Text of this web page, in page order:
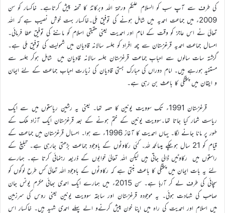
کی طرف سے آپ سب کو السلام علیکم ورحمۃ اللہ وبرکاتہٗ کا تحفہ پیش کرتاہے۔ خاکسار کو سن
2009ء میں جماعت احمدیہ میں شامل ہونے کی توفیق ملی۔خاکسار بہت خوش نصیب ہے کہ اللہ
تعالیٰ نے اس عاجز کو وقت کے امام اور احمدیت یعنی حقیقی اسلام کو ماننے کی توفیق عطا فرمائی۔
امسال جماعت احمدیہ قرغزستان سے چھ افراد کو جلسہ سالانہ قادیان میں شمولیت کی توفیق ملی ہے۔
گزشتہ سات سالوں سے احبابِ جماعت قرغزستان جلسہ سالانہ قادیان میں شامل ہوکر جلسہ سے
مستفید ہورہے ہیں۔ امام دوراں کی مبارک بستی قادیان کی زیارت احباب جماعت کے لئے ایمان
و ایقان میں پختگی کا باعث بن رہی ہے۔
قرغزستان 1991ء تک سوویت یونین کا حصہ تھا۔ یعنی یہ رشین ریاستوں میں سے ایک
ریاست شمار کیا جاتا تھا۔سوویت یونین کے ختم ہونے کے بعد قرغزستان ایک آزاد ملک کے
طور پر مانا جانے لگا۔ یہاں احمدیت کا آغاز 1996ء سے ہوا۔ امسال قرغزستان میں جماعت کے
قیام کو 21 سال ہوچکے ہیںالحمد للہ۔ کئی رکاوٹوں کے باوجود جماعت بڑھتی جارہی ہے۔ تبلیغ کے
راستوں میں رکاوٹیں ڈالی جاتی ہیں لیکن اللہ تعالیٰ خوابوں کے ذریعہ رہنمائی کرتا ہے۔ ہمارے
لئے یہ بات ایمان میں پختگی کا باعث بنتی ہے کہ رکاوٹوں کے باوجود اللہ تعالیٰ کس طرح لوگوں کو
سچائی کی طرف لے کر آرہا ہے۔ سن 2015ء میں ہمارے ایک احمدی بھائی مکرم یونس جان
صاحب کی شہادت ہوئی۔ یہ موجودہ قرغزستان اور سابقہ سوویت یونین یعنی روس کی سرزمین
میں اسلام اور احمدیت کی راہ میں اپنا خون پیش کرنےو الے پہلے احمدی شہید ہیں۔ خاکسار اس